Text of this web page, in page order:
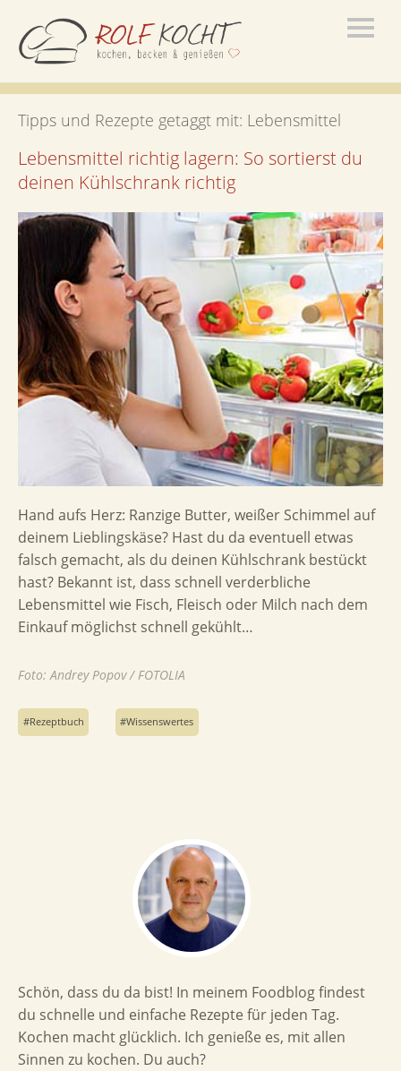
Tipps und Rezepte getaggt mit: Lebensmittel
Lebensmittel richtig lagern: So sortierst du
deinen Kühlschrank richtig
Hand aufs Herz: Ranzige Butter, weißer Schimmel auf
deinem Lieblingskäse? Hast du da eventuell etwas
falsch gemacht, als du deinen Kühlschrank bestückt
hast? Bekannt ist, dass schnell verderbliche
Lebensmittel wie Fisch, Fleisch oder Milch nach dem
Einkauf möglichst schnell gekühlt…
Foto: Andrey Popov / FOTOLIA
Rezeptbuch Wissenswertes
Schön, dass du da bist! In meinem Foodblog findest
du schnelle und einfache Rezepte für jeden Tag.
Kochen macht glücklich. Ich genieße es, mit allen
Sinnen zu kochen. Du auch?